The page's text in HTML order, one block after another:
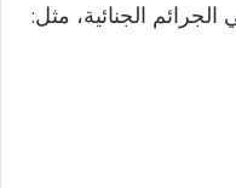
الجنائية، مثل: